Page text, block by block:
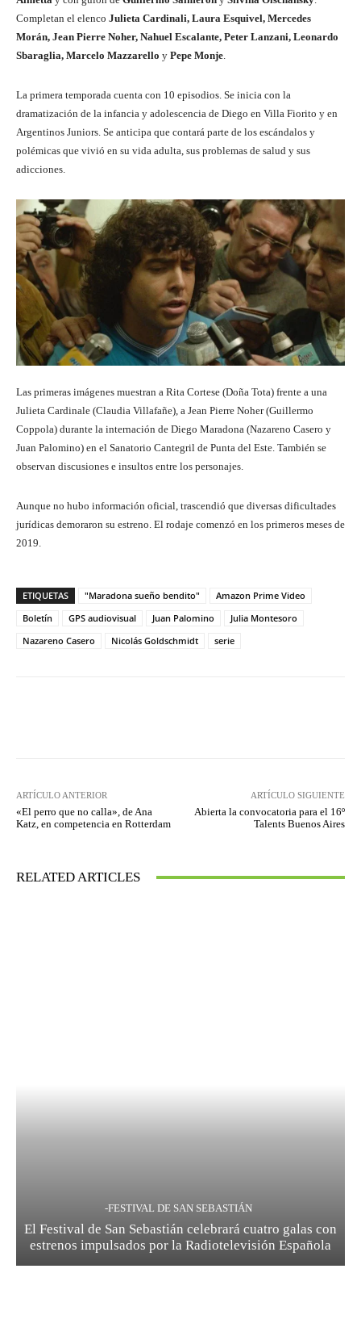
Completan el elenco Julieta Cardinali, Laura Esquivel, Mercedes
Morán, Jean Pierre Noher, Nahuel Escalante, Peter Lanzani, Leonardo
Sbaraglia, Marcelo Mazzarello y Pepe Monje.
La primera temporada cuenta con 10 episodios. Se inicia con la
dramatización de la infancia y adolescencia de Diego en Villa Fiorito y en
Argentinos Juniors. Se anticipa que contará parte de los escándalos y
polémicas que vivió en su vida adulta, sus problemas de salud y sus
adicciones.
Las primeras imágenes muestran a Rita Cortese (Doña Tota) frente a una
Julieta Cardinale (Claudia Villafañe), a Jean Pierre Noher (Guillermo
Coppola) durante la internación de Diego Maradona (Nazareno Casero y
Juan Palomino) en el Sanatorio Cantegril de Punta del Este. También se
observan discusiones e insultos entre los personajes.
Aunque no hubo información oficial, trascendió que diversas dificultades
jurídicas demoraron su estreno. El rodaje comenzó en los primeros meses de
2019.
ETIQUETAS "Maradona sueño bendito"
Amazon Prime Video
Boletín
GPS audiovisual Juan Palomino
Julia Montesoro
Nazareno Casero
Nicolás Goldschmidt serie
ARTÍCULO ANTERIOR
«El perro que no calla», de Ana
Katz, en competencia en Rotterdam
ARTÍCULO SIGUIENTE
Abierta la convocatoria para el 16º
Talents Buenos Aires
RELATED ARTICLES
-FESTIVAL DE SAN SEBASTIÁN
El Festival de San Sebastián celebrará cuatro galas con
estrenos impulsados por la Radiotelevisión Española